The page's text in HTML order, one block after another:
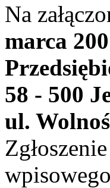
Na
marca
58 - 500
ul.